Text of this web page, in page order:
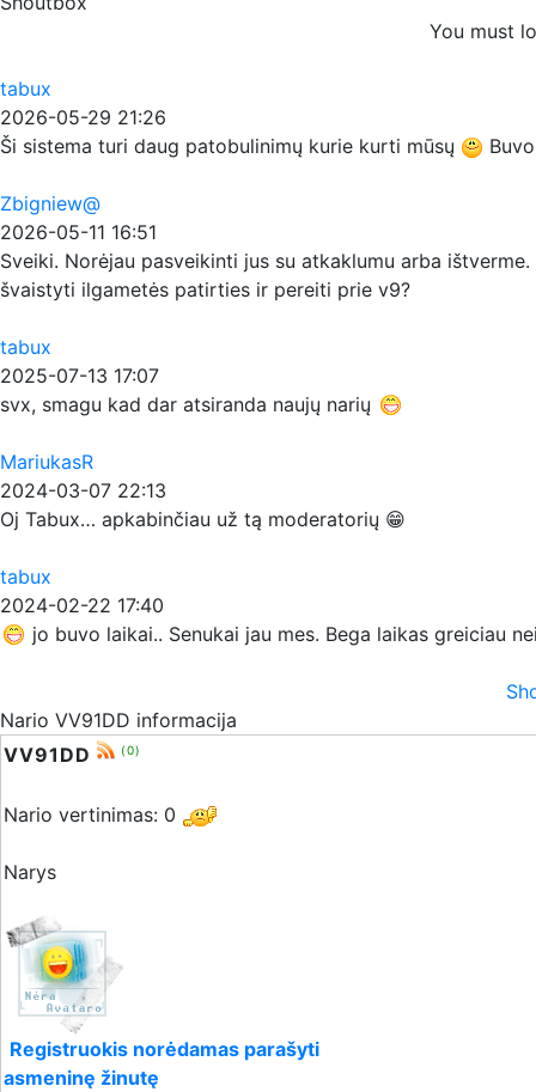
You must
tabux
2026-05-29 21:26
Ši sistema turi daug patobulinimų kurie kurti mūsų
Zbigniew@
2026-05-11 16:51
Sveiki. Norėjau pasveikinti jus su atkaklumu arba
švaistyti ilgametės patirties ir pereiti prie v9?
tabux
2025-07-13 17:07
svx, smagu kad dar atsiranda naujų narių
MariukasR
2024-03-07 22:13
Oj Tabux… apkabinčiau už tą moderatorių 😁
tabux
2024-02-22 17:40
jo buvo laikai.. Senukai jau mes. Bega laikas greiciau
Nario VV91DD informacija
VV91DD
(0)
Nario vertinimas: 0
Narys
Registruokis norėdamas parašyti
asmeninę žinutę